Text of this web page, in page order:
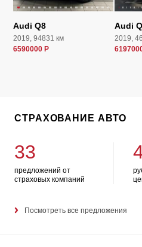
Audi Q8
2019, 94831 км
6590000 Р
Audi
2019,
СТРАХОВАНИЕ АВТО
33
предложений от
страховых компаний
Посмотреть все предложения